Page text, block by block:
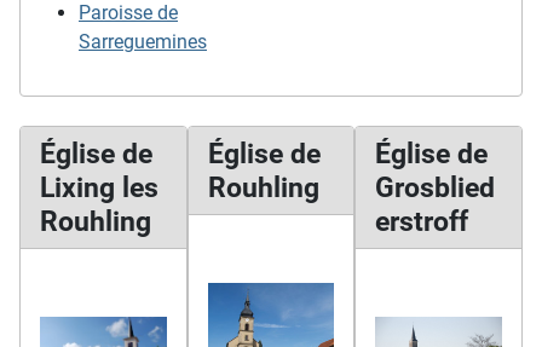
Paroisse de
Sarreguemines
Église de
Lixing les
Rouhling
Église de
Rouhling
Église de
Grosblied
erstroff